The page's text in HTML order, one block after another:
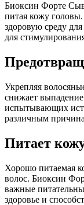
Биоксин Форте
питая кожу
здоровую среду
для
Укрепляя
снижает
испытывающих
различным
Питает
Хорошо питаемая
волос. Биоксин
важные
здоровье и